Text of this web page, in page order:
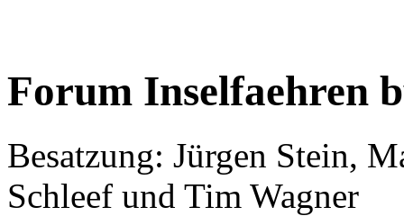
Forum Inselfaehren
Besatzung: Jürgen Stein,
Schleef und Tim Wagner